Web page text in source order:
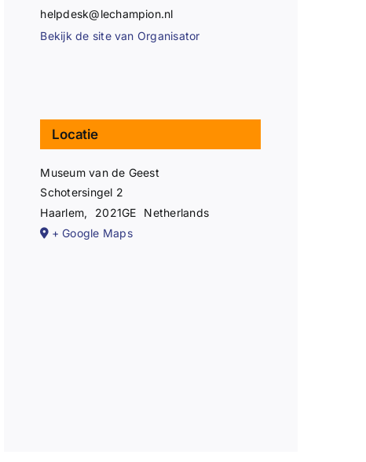
helpdesk@lechampion.nl
Bekijk de site van Organisator
Locatie
Museum van de Geest
Schotersingel 2
Haarlem, 2021GE
Netherlands
+ Google Maps